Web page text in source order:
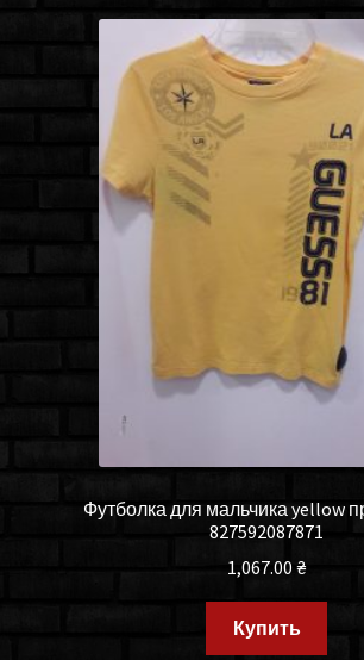
Футболка для мальчика yellow
827592087871
1,067.00 ₴
Купить